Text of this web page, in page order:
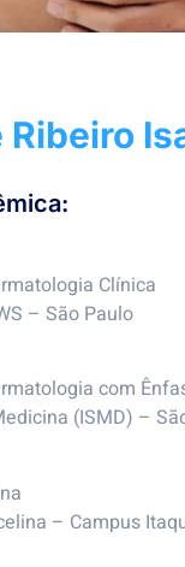
Ribeiro
Clínica
– São Paulo
com
(ISMD) –
– Campus